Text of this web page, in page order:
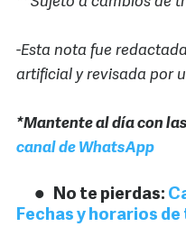
-Esta nota fue
artificial y revisada por
*Mantente al día con
canal de WhatsApp
No te pierdas:
Fechas y horarios